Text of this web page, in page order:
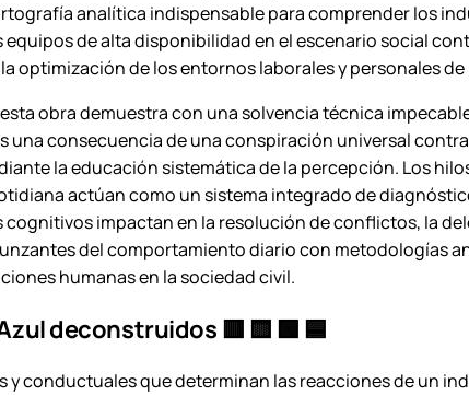
analítica indispensable para comprender los
de alta disponibilidad en el escenario social
optimización de los entornos laborales y personales
obra demuestra con una solvencia técnica
una consecuencia de una conspiración universal
la educación sistemática de la percepción. Los
actúan como un sistema integrado de
impactan en la resolución de conflictos, la
del comportamiento diario con metodologías
humanas en la sociedad civil.
deconstruidos 🟥 🟨 🟩 🟦
y conductuales que determinan las reacciones de un